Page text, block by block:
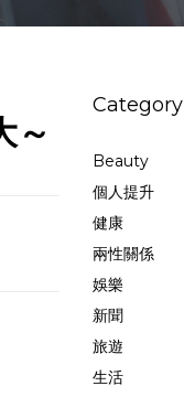
Category
Beauty
個人提升
健康
兩性關係
娛樂
新聞
旅遊
生活
～